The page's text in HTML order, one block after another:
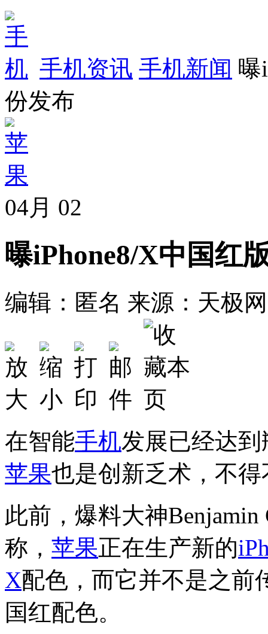
手机资讯 手机新闻 曝
份发布
04月 02
曝iPhone8/X中国红
编辑：匿名 来源：天极网
在智能手机发展已经达
苹果也是创新乏术，不
此前，爆料大神
称， 苹果正在生产新的
X配色，而它并不是之前
国红配色。